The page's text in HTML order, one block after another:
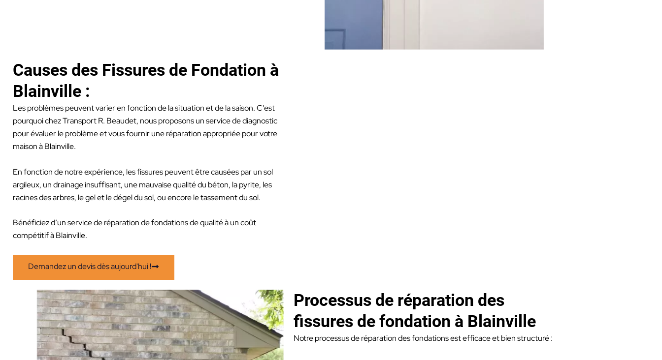
Causes des Fissures de Fondation à
Blainville :
Les problèmes peuvent varier en fonction de la situation et de la saison. C’est
pourquoi chez Transport R. Beaudet, nous proposons un service de diagnostic
pour évaluer le problème et vous fournir une réparation appropriée pour votre
maison à Blainville.
En fonction de notre expérience, les fissures peuvent être causées par un sol
argileux, un drainage insuffisant, une mauvaise qualité du béton, la pyrite, les
racines des arbres, le gel et le dégel du sol, ou encore le tassement du sol.
Bénéficiez d’un service de réparation de fondations de qualité à un coût
compétitif à Blainville.
Demandez un devis dès aujourd'hui !
Processus de réparation des
fissures de fondation à Blainville
Notre processus de réparation des fondations est efficace et bien structuré :